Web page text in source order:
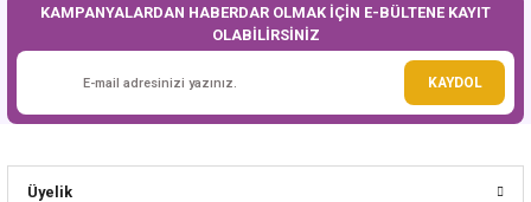
KAMPANYALARDAN HABERDAR OLMAK İÇİN E-BÜLTENE KAYIT
OLABİLİRSİNİZ
KAYDOL
Üyelik